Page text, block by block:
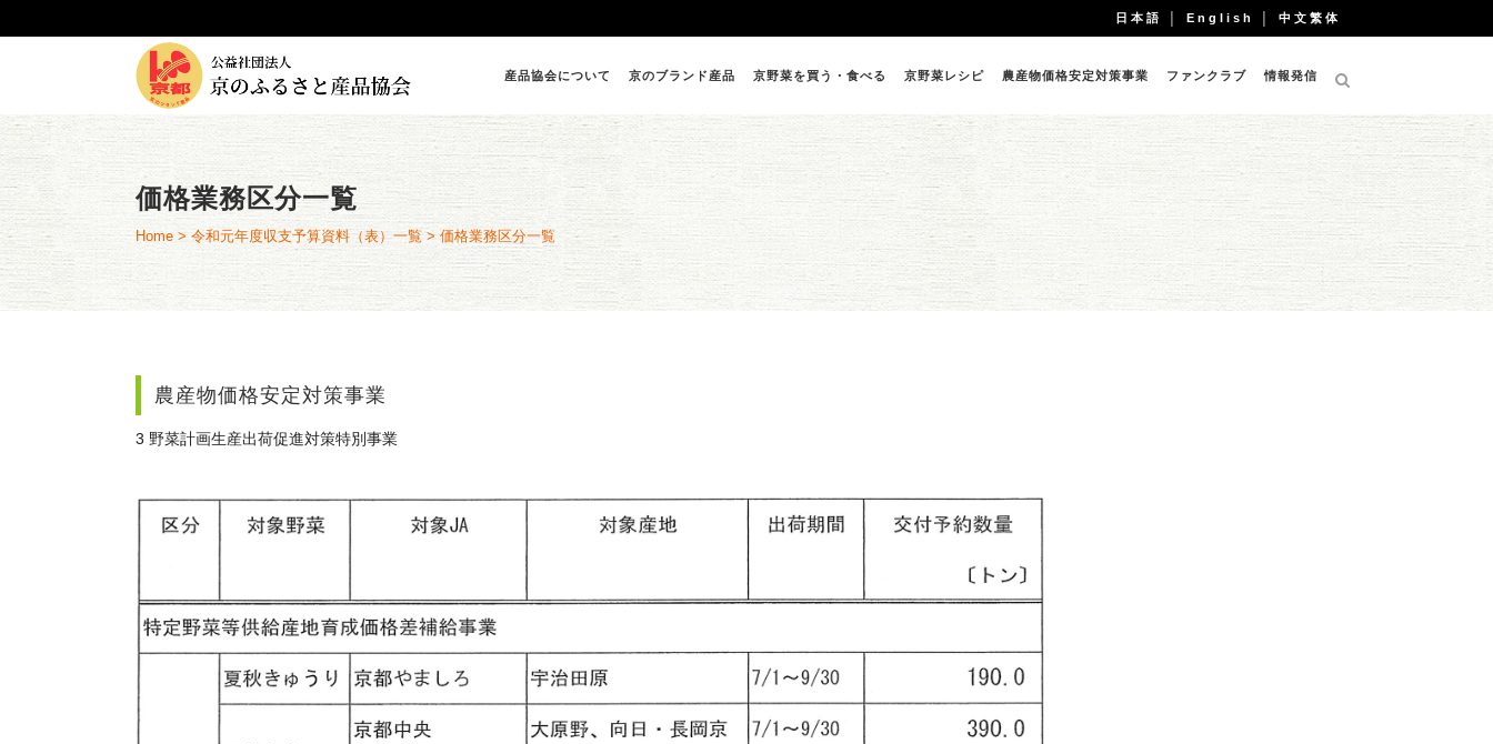
日本語 English 中文繁体
産品協会について 京のブランド産品 京野菜を買う・食べる 京野菜レシピ 農産物価格安定対策事業 ファンクラブ 情報発信
価格業務区分一覧
Home > 令和元年度収支予算資料（表）一覧 >価格業務区分一覧
農産物価格安定対策事業
3 野菜計画生産出荷促進対策特別事業